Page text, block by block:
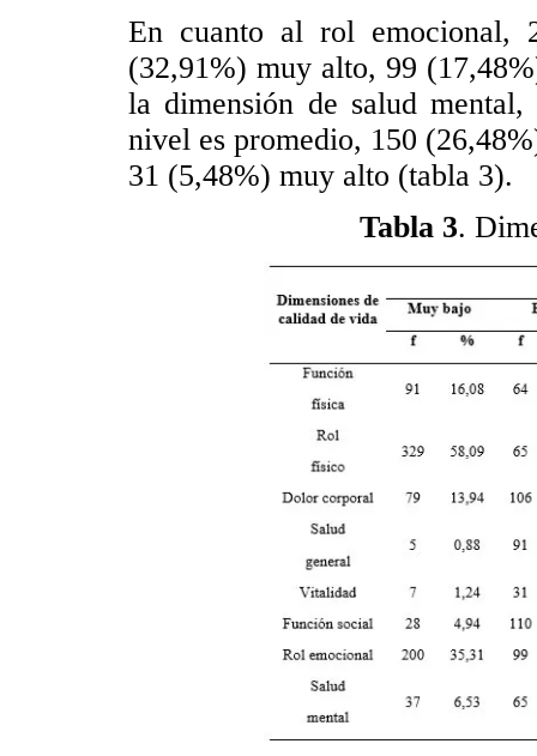
En cuanto al rol emocional,
(32,91%) muy alto, 99
la dimensión de salud
nivel es promedio, 150
31 (5,48%) muy alto (tabla 3).
Tabla 3.